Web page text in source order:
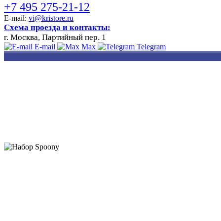
+7 495 275-21-12
E-mail: vi@kristore.ru
Схема проезда и контакты:
г. Москва, Партийный пер. 1
E-mail Max Telegram